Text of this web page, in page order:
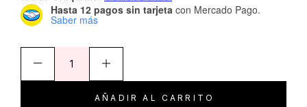
Hasta 12 pagos sin tarjeta con Mercado Pago.
Saber más
AÑADIR AL CARRITO